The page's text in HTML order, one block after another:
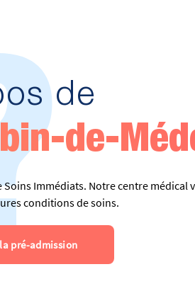
de
de-
Immédiats. Notre centre médical
conditions de soins.
pré-admission